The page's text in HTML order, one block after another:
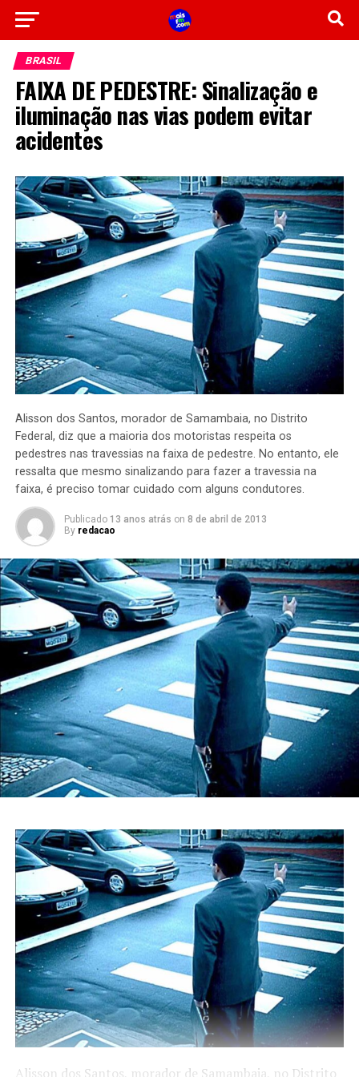
BRASIL
FAIXA DE PEDESTRE: Sinalização e
iluminação nas vias podem evitar
acidentes
Alisson dos Santos, morador de Samambaia, no Distrito
Federal, diz que a maioria dos motoristas respeita os
pedestres nas travessias na faixa de pedestre. No entanto, ele
ressalta que mesmo sinalizando para fazer a travessia na
faixa, é preciso tomar cuidado com alguns condutores.
Publicado 13 anos atrás on 8 de abril de 2013
By redacao
Alisson dos Santos, morador de Samambaia, no Distrito